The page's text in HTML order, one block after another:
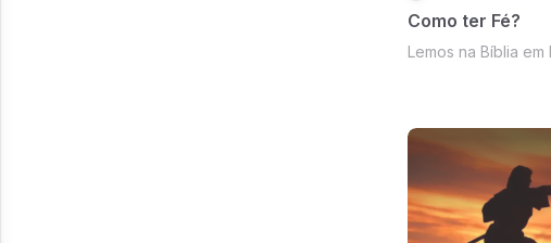
Como ter Fé?
Lemos na Bíblia em